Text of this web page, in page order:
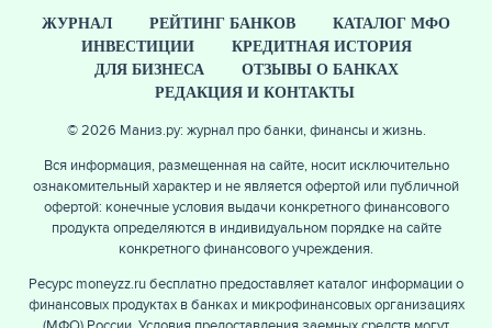
ЖУРНАЛ РЕЙТИНГ БАНКОВ
КАТАЛОГ МФО
ИНВЕСТИЦИИ
КРЕДИТНАЯ ИСТОРИЯ
ДЛЯ БИЗНЕСА
ОТЗЫВЫ О БАНКАХ
РЕДАКЦИЯ И КОНТАКТЫ
© 2026 Маниз.ру: журнал про банки, финансы и жизнь.
Вся информация, размещенная на сайте, носит исключительно
ознакомительный характер и не является офертой или публичной
офертой: конечные условия выдачи конкретного финансового
продукта определяются в индивидуальном порядке на сайте
конкретного финансового учреждения.
Ресурс moneyzz.ru бесплатно предоставляет каталог информации о
финансовых продуктах в банках и микрофинансовых организациях